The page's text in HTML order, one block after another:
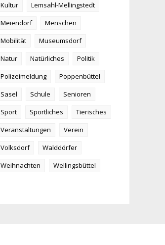
Kultur
Lemsahl-Mellingstedt
Meiendorf
Menschen
Mobilität
Museumsdorf
Natur
Natürliches
Politik
Polizeimeldung
Poppenbüttel
Sasel
Schule
Senioren
Sport
Sportliches
Tierisches
Veranstaltungen
Verein
Volksdorf
Walddörfer
Weihnachten
Wellingsbüttel